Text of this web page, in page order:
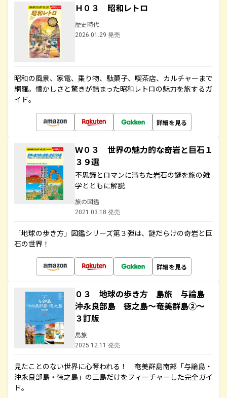
Ｈ０３ 昭和レトロ
歴史時代
2026.01.29 発売
昭和の風景、家電、乗り物、駄菓子、喫茶店、カルチャーまで
網羅。懐かしさと驚きが詰まった昭和レトロの魅力を旅するガ
イド。
詳細を見る
Ｗ０３ 世界の魅力的な奇岩と巨石１
３９選
不思議とロマンに満ちた岩石の謎を旅の雑
学とともに解説
旅の図鑑
2021.03.18 発売
「地球の歩き方」図鑑シリーズ第３弾は、謎だらけの奇岩と巨
石の世界！
詳細を見る
０３ 地球の歩き方 島旅 与論島
沖永良部島 徳之島～奄美群島②～
３訂版
島旅
2025.12.11 発売
見たことのない世界に心奪われる！ 奄美群島南部「与論島・
沖永良部島・徳之島」の三島だけをフィーチャーした完全ガイ
ド。